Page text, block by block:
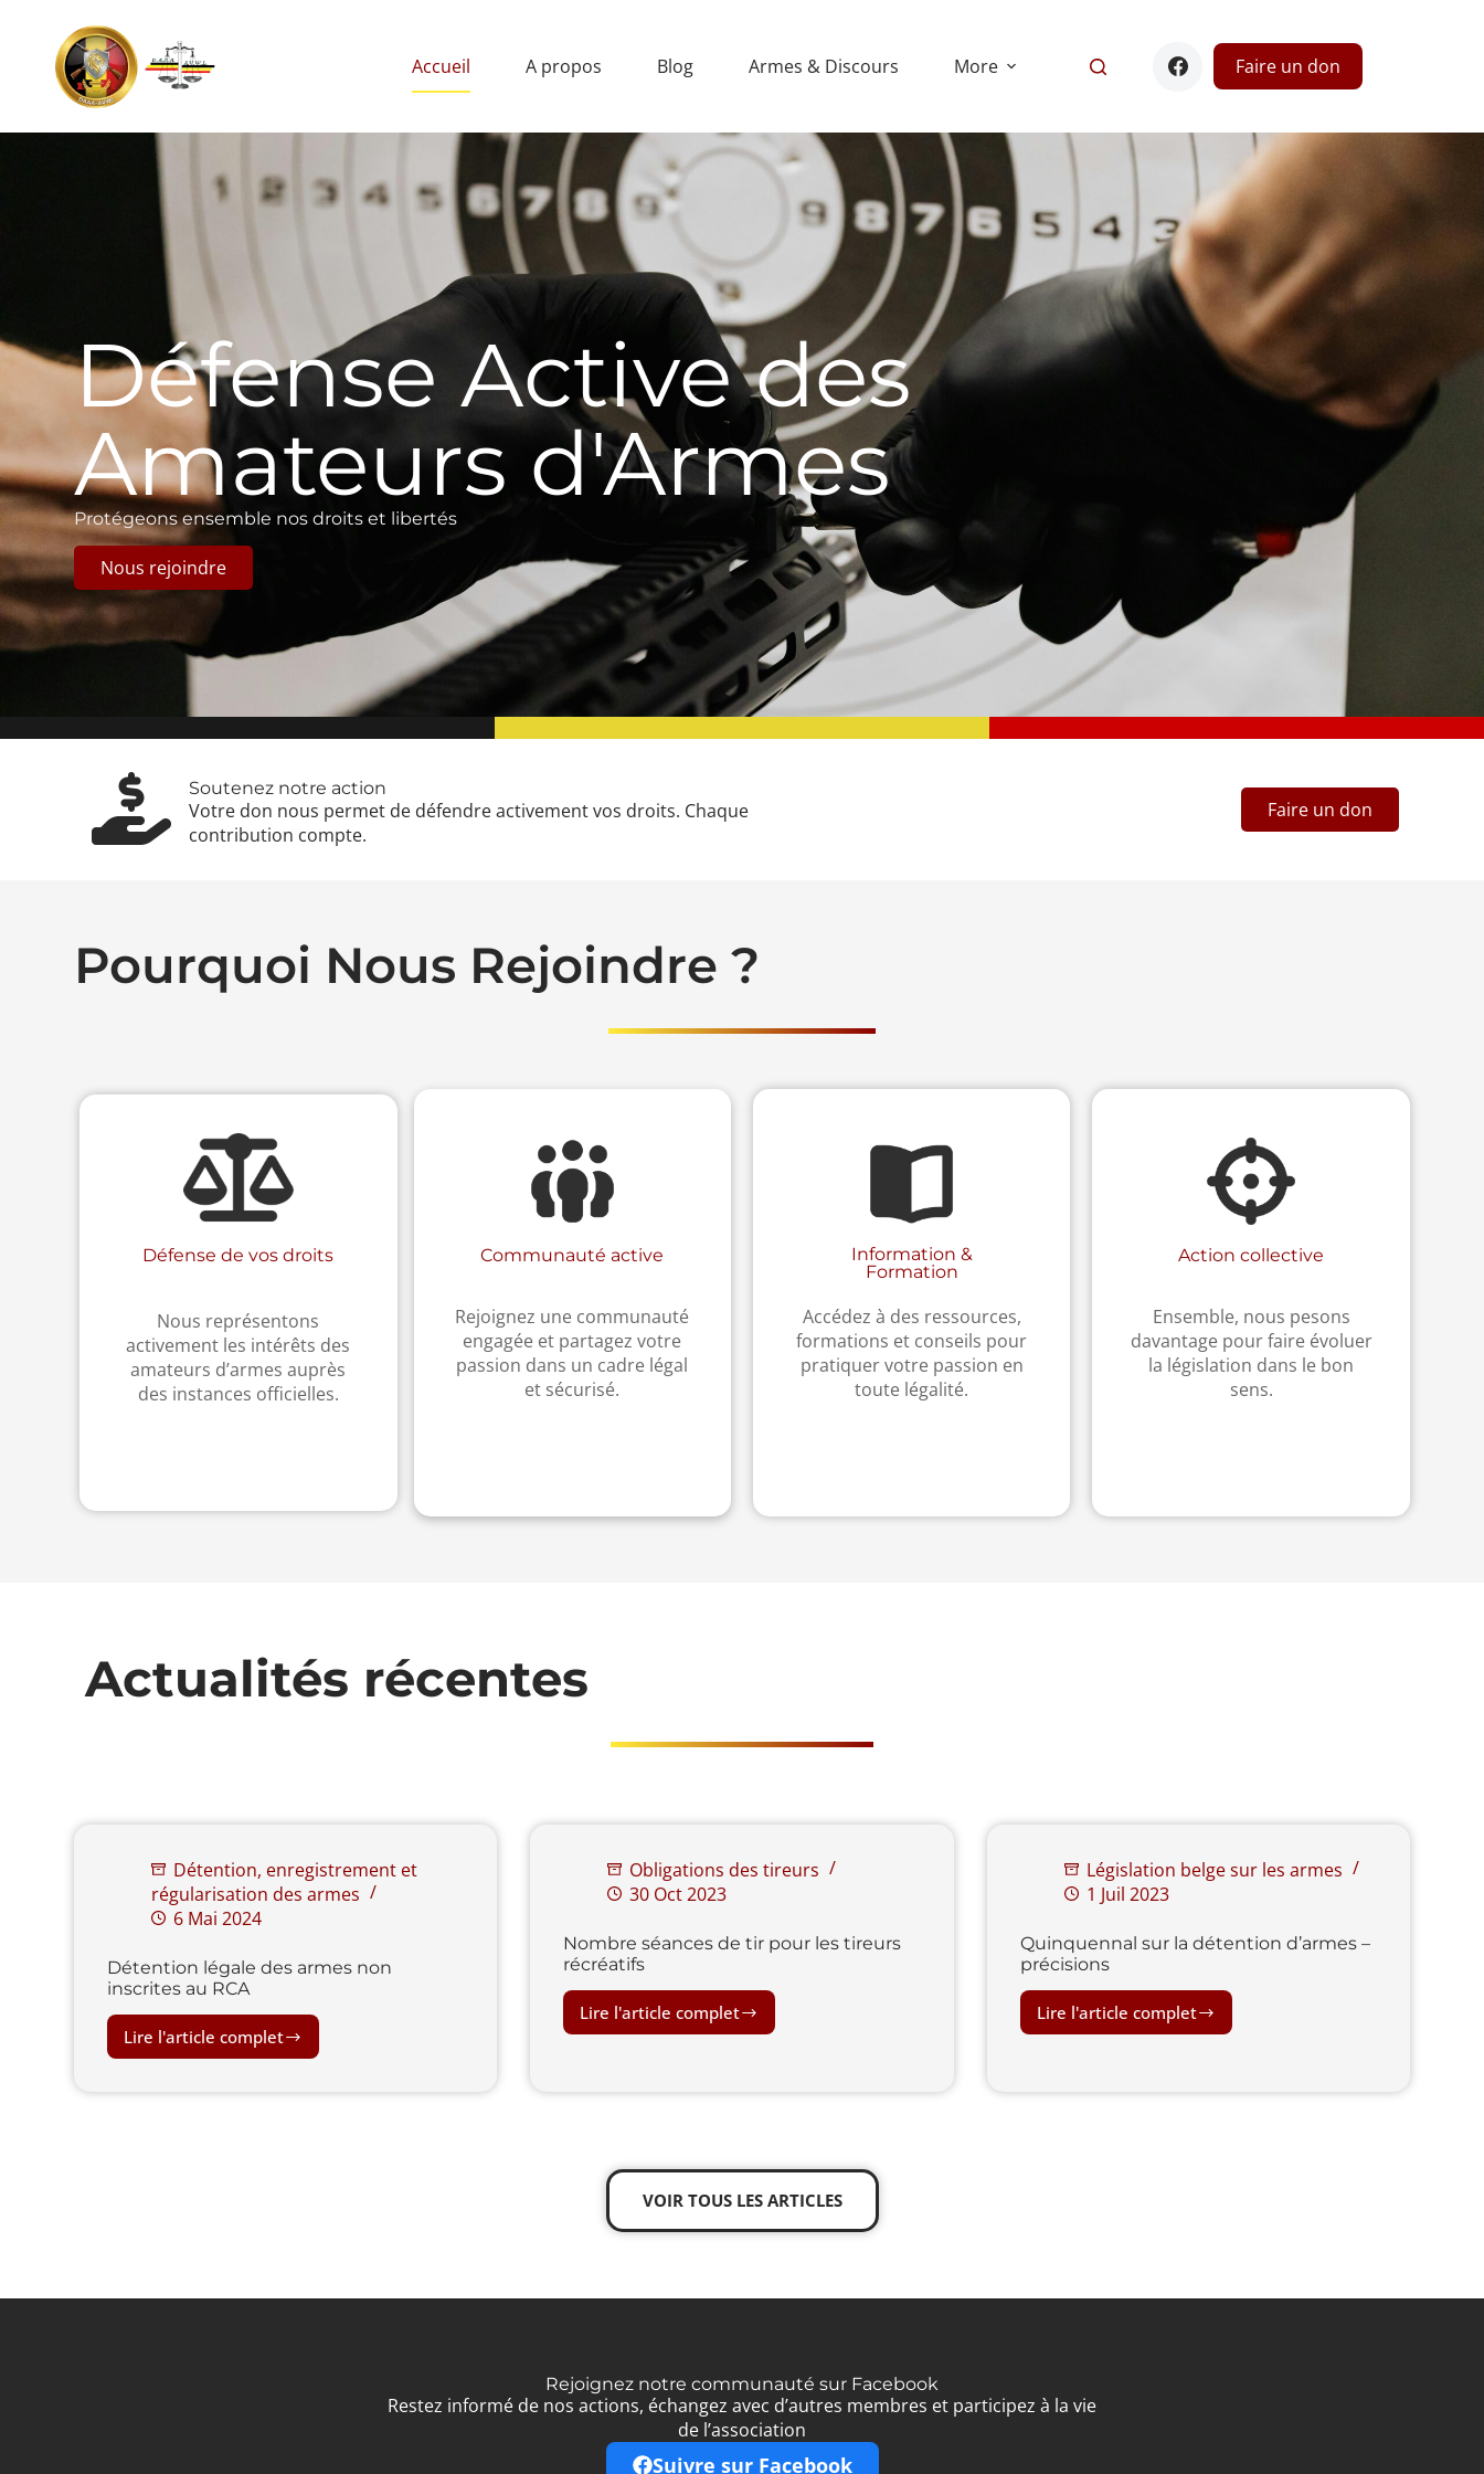
Accueil A propos Blog Armes & Discours More Faire un don
Défense Active des
Amateurs d'Armes
Protégeons ensemble nos droits et libertés
Nous rejoindre
Soutenez notre action
Votre don nous permet de défendre activement vos droits. Chaque
contribution compte.
Faire un don
Pourquoi Nous Rejoindre ?
Défense de vos droits
Nous représentons
activement les intérêts des
amateurs d’armes auprès
des instances officielles.
Communauté active
Rejoignez une communauté
engagée et partagez votre
passion dans un cadre légal
et sécurisé.
Information &
Formation
Accédez à des ressources,
formations et conseils pour
pratiquer votre passion en
toute légalité.
Action collective
Ensemble, nous pesons
davantage pour faire évoluer
la législation dans le bon
sens.
Actualités récentes
Détention, enregistrement et
régularisation des armes
6 Mai 2024
Détention légale des armes non
inscrites au RCA
Lire l'article complet
Obligations des tireurs
30 Oct 2023
Nombre séances de tir pour les tireurs
récréatifs
Lire l'article complet
Législation belge sur les armes
1 Juil 2023
Quinquennal sur la détention d’armes –
précisions
Lire l'article complet
VOIR TOUS LES ARTICLES
Rejoignez notre communauté sur Facebook
Restez informé de nos actions, échangez avec d’autres membres et participez à la vie
de l’association
Suivre sur Facebook